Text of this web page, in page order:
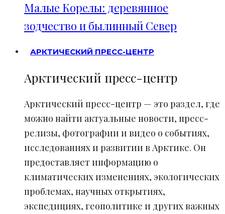
Малые Корелы: деревянное
зодчество и былинный Север
АРКТИЧЕСКИЙ ПРЕСС-ЦЕНТР
Арктический пресс-центр
Арктический пресс-центр — это раздел, где
можно найти актуальные новости, пресс-
релизы, фотографии и видео о событиях,
исследованиях и развитии в Арктике. Он
предоставляет информацию о
климатических изменениях, экологических
проблемах, научных открытиях,
экспедициях, геополитике и других важных